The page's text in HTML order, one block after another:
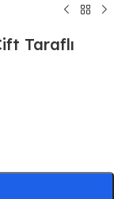
Taraflı